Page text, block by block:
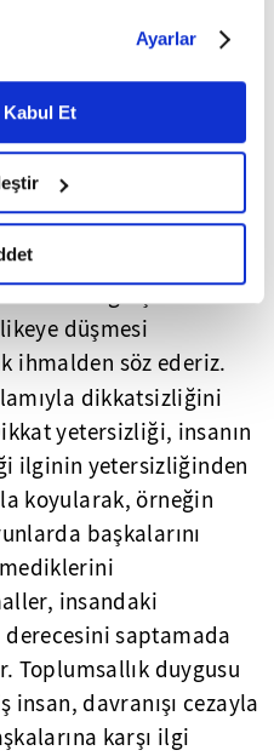
detaylı bilgi için
Çerez Bilgilendirme
Kanunu uyarınca
kapsamında
ile ilgili daha
tıklayınız.
Ayarlar
Et
EKSİKLİĞİ
sıra numarasında
noktalara değinen
ilişkisi ile ilgili
için insanın
düşmesi
ihmalden söz ederiz.
dikkatsizliğini
yetersizliği, insanın
ilginin yetersizliğinden
koyularak, örneğin
başkalarını
insandaki
saptamada
Toplumsallık duygusu
davranışı cezayla
karşı ilgi